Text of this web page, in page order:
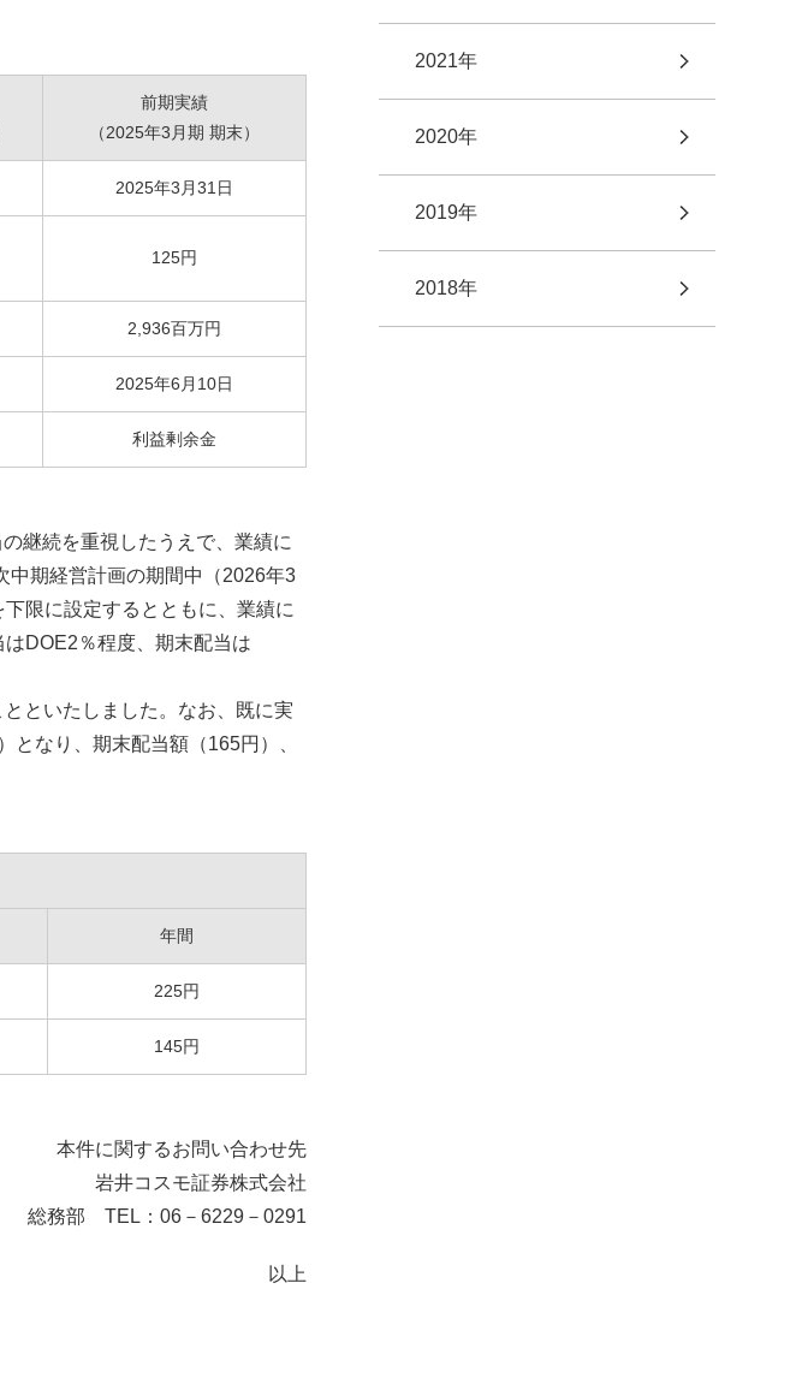
前期実績
（2025年3月期 期末）
2025年3月31日
125円
2,936百万円
2025年6月10日
利益剰余金
継続を重視したうえで、業績に
中期経営計画の期間中（2026年3
限に設定するとともに、業績に
DOE2％程度、期末配当は
といたしました。なお、既に実
なり、期末配当額（165円）、
年間
225円
145円
本件に関するお問い合わせ先
岩井コスモ証券株式会社
総務部 TEL：06－6229－0291
以上
2021年
2020年
2019年
2018年